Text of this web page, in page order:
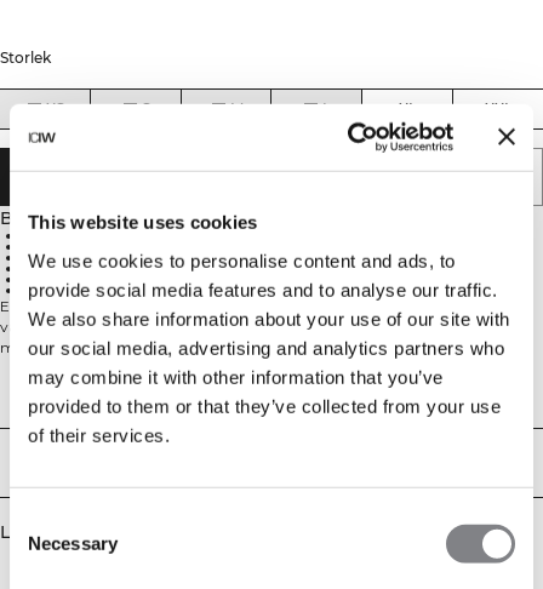
This website uses cookies
We use cookies to personalise content and ads, to
provide social media features and to analyse our traffic.
We also share information about your use of our site with
our social media, advertising and analytics partners who
may combine it with other information that you’ve
provided to them or that they’ve collected from your use
of their services.
Selection
Necessary
Storlek
XS S M L XL XXL
LÄGG I VARUKORGEN
Beskrivning
Tunn och nästan osynlig under kläder
Stringtrosor i 1-pack
Mjukt och bekvämt material
Använd tvättpåse för att skydda produkten vid tvätt
En tunn och bekväm stringtrosa som fungerar lika bra på gymmet som till
vardags. Med sitt tunna material är den nästan osynlig under kläderna och
motverkar synliga troskanter. Det mjuka materialet andas bra och ger en
behaglig känsla hela dagen. För att bevara produktens kvalitet
rekommenderar vi att du använder tvättpåse vid tvätt. Tunn och nästan
osynlig under kläder. Utmärkt andningsförmåga. Bekväm passform. Perfekt
för träning och vardagsbruk. 1-pack. 70% Nylon, 30% Elastan
Tekniska aspekter
Liknande produkter